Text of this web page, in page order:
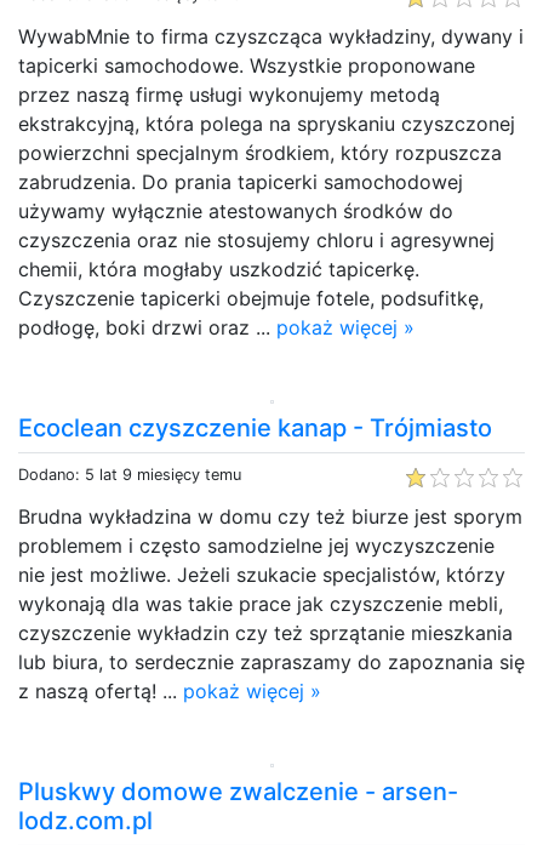
WywabMnie to firma czyszcząca wykładziny, dywany i
tapicerki samochodowe. Wszystkie proponowane
przez naszą firmę usługi wykonujemy metodą
ekstrakcyjną, która polega na spryskaniu czyszczonej
powierzchni specjalnym środkiem, który rozpuszcza
zabrudzenia. Do prania tapicerki samochodowej
używamy wyłącznie atestowanych środków do
czyszczenia oraz nie stosujemy chloru i agresywnej
chemii, która mogłaby uszkodzić tapicerkę.
Czyszczenie tapicerki obejmuje fotele, podsufitkę,
podłogę, boki drzwi oraz ... pokaż więcej »
Ecoclean czyszczenie kanap - Trójmiasto
Dodano: 5 lat 9 miesięcy temu
Brudna wykładzina w domu czy też biurze jest sporym
problemem i często samodzielne jej wyczyszczenie
nie jest możliwe. Jeżeli szukacie specjalistów, którzy
wykonają dla was takie prace jak czyszczenie mebli,
czyszczenie wykładzin czy też sprzątanie mieszkania
lub biura, to serdecznie zapraszamy do zapoznania się
z naszą ofertą! ... pokaż więcej »
Pluskwy domowe zwalczenie - arsen-
lodz.com.pl